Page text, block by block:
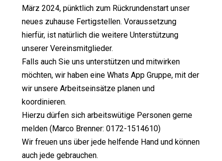
März 2024, pünktlich zum Rückrundenstart unser
neues zuhause Fertigstellen. Voraussetzung
hierfür, ist natürlich die weitere Unterstützung
unserer Vereinsmitglieder.
Falls auch Sie uns unterstützen und mitwirken
möchten, wir haben eine Whats App Gruppe, mit der
wir unsere Arbeitseinsätze planen und
koordinieren.
Hierzu dürfen sich arbeitswütige Personen gerne
melden (Marco Brenner: 0172-1514610)
Wir freuen uns über jede helfende Hand und können
auch jede gebrauchen.